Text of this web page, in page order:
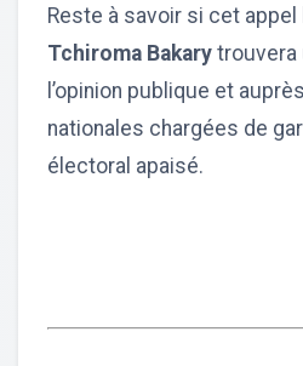
Reste à savoir si cet appel
Tchiroma Bakary trouvera
l’opinion publique et
nationales chargées de
électoral apaisé.